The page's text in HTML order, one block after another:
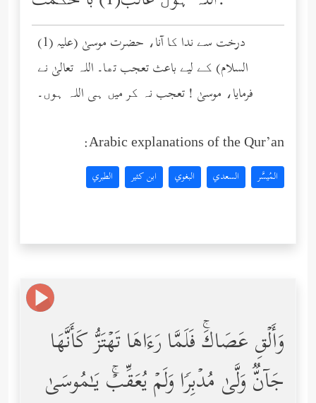
(1) درخت سے ندا کا آنا، حضرت موسیٰ (عليه
السلام) کے لیے باعث تعجب تھا۔ اللہ تعالیٰ نے
فرمایا، موسیٰ ! تعجب نہ کر میں ہی اللہ ہوں۔
Arabic explanations of the Qur’an:
المُيسَّر السعدي البغوي ابن كثير الطبري
وَأَلۡقِ عَصَاكَۚ فَلَمَّا رَءَاهَا تَهۡتَزُّ كَأَنَّهَا
جَاۤنࣱّ وَلَّىٰ مُدۡبِرࣰا وَلَمۡ یُعَقِّبۡۚ یَـٰمُوسَىٰ